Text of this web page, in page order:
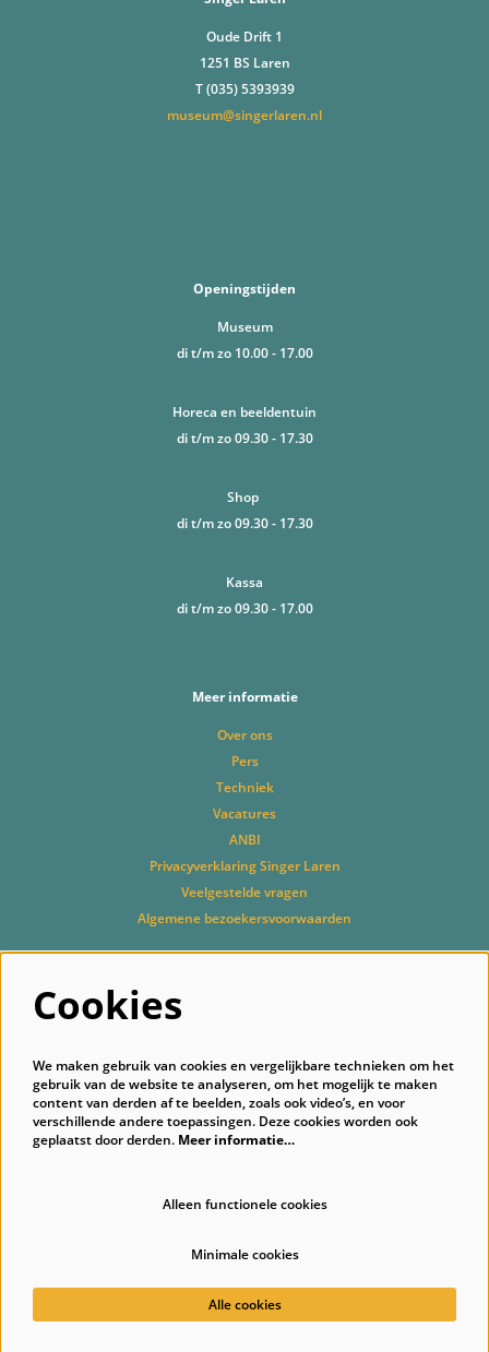
Oude Drift 1
1251 BS Laren
T (035) 5393939
museum@singerlaren.nl
Openingstijden
Museum
di t/m zo 10.00 - 17.00
Horeca en beeldentuin
di t/m zo 09.30 - 17.30
Shop
di t/m zo 09.30 - 17.30
Kassa
di t/m zo 09.30 - 17.00
Meer informatie
Over ons
Pers
Techniek
Vacatures
ANBI
Privacyverklaring Singer Laren
Veelgestelde vragen
Algemene bezoekersvoorwaarden
Powered byCultureSuite
Cookies
We maken gebruik van cookies en vergelijkbare technieken om het
gebruik van de website te analyseren, om het mogelijk te maken
content van derden af te beelden, zoals ook video’s, en voor
verschillende andere toepassingen. Deze cookies worden ook
geplaatst door derden. Meer informatie…
Alleen functionele cookies
Minimale cookies
Alle cookies